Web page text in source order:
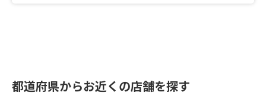
都道府県からお近くの店舗を探す